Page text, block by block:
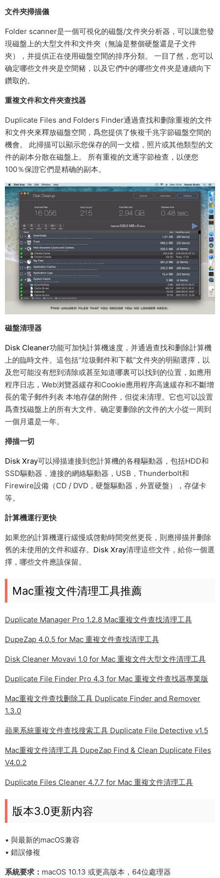
文件夾掃描儀
Folder scanner是一個可視化的磁盤/文件夾分析器，可以讓您發
現磁盤上的大型文件和文件夾（無論是整個硬盤還是子文件
夾），并提供正在使用磁盤空間的排序分類。 一目了然，您可以
确定哪些文件夾是空間豬，以及它們中的哪些文件夾是連續向下
鑽取的。
重複文件和文件夾查找器
Duplicate Files and Folders Finder通過查找和删除重複的文件
和文件夾來釋放磁盤空間，爲您提供了恢複千兆字節磁盤空間的
機會。 此掃描可以顯示您保存的同一文檔，照片或其他類型的文
件的副本分散在磁盤上。 所有重複的文逐字節檢查，以便您
100％保證它們是精确的副本。
磁盤清理器
Disk Cleaner功能可加快計算機速度，并通過查找和删除計算機
上的臨時文件。這包括“垃圾郵件和下載”文件夾的明顯選擇，以
及您可能沒有想到清除或甚至知道哪裏可以找到的位置，如應用
程序日志，Web浏覽器緩存和Cookie應用程序高速緩存和不斷增
長的電子郵件列表 本地存儲的附件，但從未清理。它也可以設置
爲查找磁盤上的所有大文件。确定要删除的文件的大小從一周到
一個月還是一年。
掃描一切
Disk Xray可以掃描連接到您計算機的各種驅動器，包括HDD和
SSD驅動器，連接的網絡驅動器，USB，Thunderbolt和
Firewire設備（CD / DVD，硬盤驅動器，外置硬盤），存儲卡
等。
計算機運行更快
如果您的計算機運行緩慢或啓動時間突然更長，則應掃描并删除
舊的未使用的文件和緩存。 Disk Xray清理這些文件，給你一個選
擇，哪些文件應該保留。
Mac重複文件清理工具推薦
Duplicate Manager Pro 1.2.8 Mac重複文件查找清理工具
DupeZap 4.0.5 for Mac 重複文件查找清理工具
Disk Cleaner Movavi 1.0 for Mac 重複文件大型文件清理工具
Duplicate File Finder Pro 4.3 for Mac 重複文件查找器專業版
Mac重複文件查找删除工具 Duplicate Finder and Remover
1.3.0
蘋果系統重複文件查找搜索工具 Duplicate File Detective v1.5
Mac重複文件清理工具 DupeZap Find & Clean Duplicate Files
V4.0.2
Duplicate Files Cleaner 4.7.7 for Mac 重複文件清理工具
版本3.0更新内容
• 與最新的macOS兼容
• 錯誤修複
系統要求： macOS 10.13 或更高版本，64位處理器